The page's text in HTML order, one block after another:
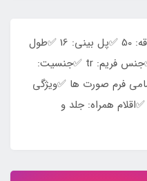
✅️برند: Elnino ✅️سایز فریم ✅️حدقه: 50 ✅️پل بینی: 16 ✅️طول
دسته: 140 ✅️رنگ فریم: مشکی ✅️جنس فریم: tr ✅️جنسیت:
فرم صورت ها ✅️ویژگی
همراه: جلد و